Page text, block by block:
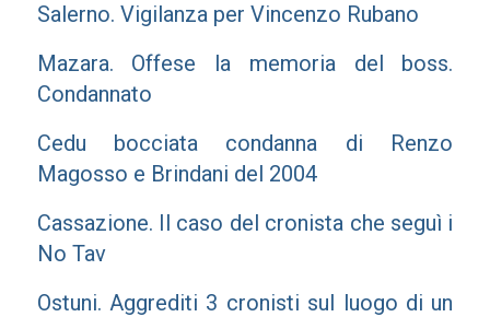
Salerno. Vigilanza per Vincenzo Rubano
Mazara. Offese la memoria del boss.
Condannato
Cedu bocciata condanna di Renzo
Magosso e Brindani del 2004
Cassazione. Il caso del cronista che seguì i
No Tav
Ostuni. Aggrediti 3 cronisti sul luogo di un